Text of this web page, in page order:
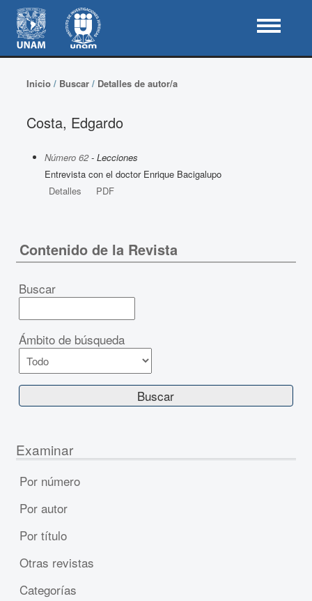
Inicio/ Buscar/ Detalles de autor/a
Costa, Edgardo
Número 62- Lecciones
Entrevista con el doctor Enrique Bacigalupo
Detalles
PDF
Contenido de la Revista
Buscar
Ámbito de búsqueda
Examinar
Por número
Por autor
Por título
Otras revistas
Categorías